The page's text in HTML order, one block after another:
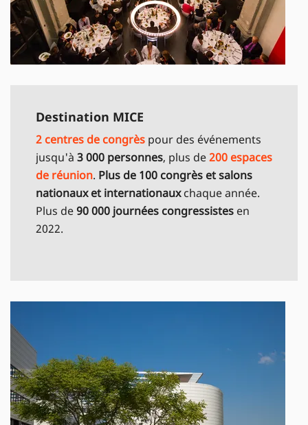
Destination MICE
2 centres de congrès pour des événements
jusqu'à 3 000 personnes, plus de200 espaces
de réunion. Plus de 100 congrès et salons
nationaux et internationauxchaque année.
Plus de90 000 journées congressistes en
2022.